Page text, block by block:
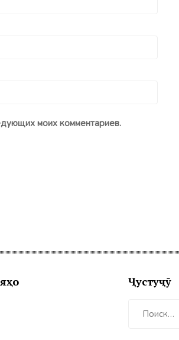
моих комментариев.
Ҷустуҷӯ